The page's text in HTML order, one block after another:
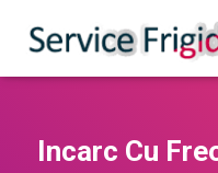
Incarc Cu